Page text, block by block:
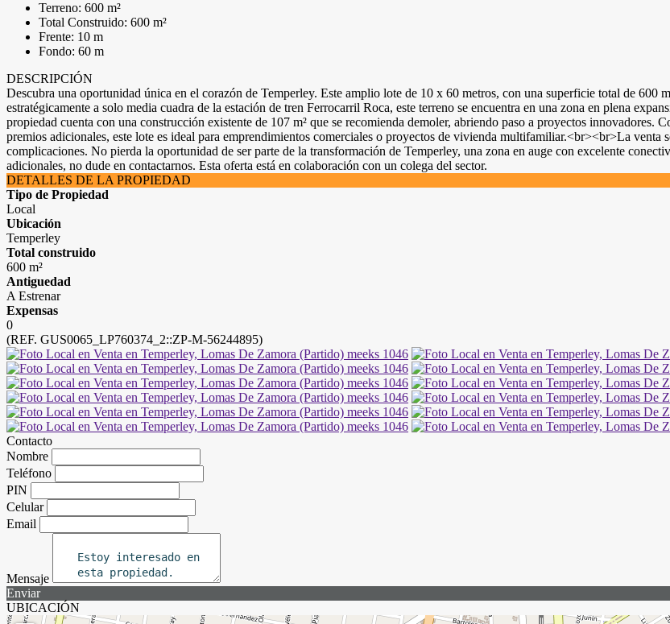
Terreno: 600 m²
Total Construido: 600 m²
Frente: 10 m
Fondo: 60 m
DESCRIPCIÓN
Descubra una oportunidad única en el corazón de Temperley. Este amplio lote de 10 x 60 metros, con una superficie total de 600
estratégicamente a solo media cuadra de la estación de tren Ferrocarril Roca, este terreno se encuentra en una zona en plena
propiedad cuenta con una construcción existente de 107 m² que se recomienda demoler, abriendo paso a proyectos
premios adicionales, este lote es ideal para emprendimientos comerciales o proyectos de vivienda multifamiliar.<br><br>La venta
complicaciones. No pierda la oportunidad de ser parte de la transformación de Temperley, una zona en auge con excelente
adicionales, no dude en contactarnos. Esta oferta está en colaboración con un colega del sector.
DETALLES DE LA PROPIEDAD
Tipo de Propiedad
Local
Ubicación
Temperley
Total construido
600 m²
Antiguedad
A Estrenar
Expensas
0
(REF. GUS0065_LP760374_2::ZP-M-56244895)
Contacto
Nombre
Teléfono
PIN
Celular
Email
Mensaje
Enviar
UBICACIÓN